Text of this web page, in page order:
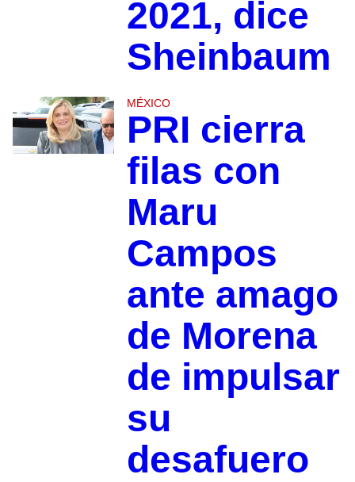
2021, dice
Sheinbaum
MÉXICO
PRI cierra
filas con
Maru
Campos
ante amago
de Morena
de impulsar
su
desafuero